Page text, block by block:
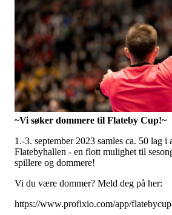
~Vi søker dommere til Flateby Cup!~
1.-3. september 2023 samles ca. 50 lag i
Flatebyhallen - en flott mulighet til
spillere og dommere!
Vi du være dommer? Meld deg på her:
https://www.profixio.com/app/